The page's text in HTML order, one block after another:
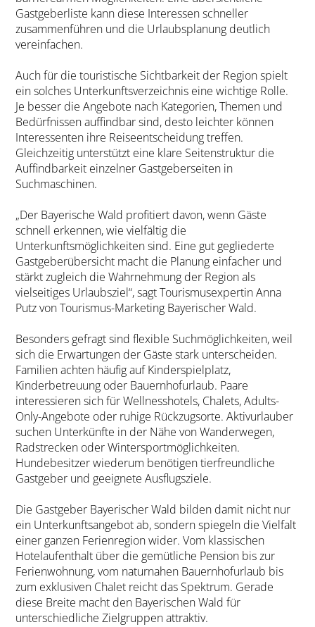
Gastgeberliste kann diese Interessen schneller
zusammenführen und die Urlaubsplanung deutlich
vereinfachen.
Auch für die touristische Sichtbarkeit der Region spielt
ein solches Unterkunftsverzeichnis eine wichtige Rolle.
Je besser die Angebote nach Kategorien, Themen und
Bedürfnissen auffindbar sind, desto leichter können
Interessenten ihre Reiseentscheidung treffen.
Gleichzeitig unterstützt eine klare Seitenstruktur die
Auffindbarkeit einzelner Gastgeberseiten in
Suchmaschinen.
„Der Bayerische Wald profitiert davon, wenn Gäste
schnell erkennen, wie vielfältig die
Unterkunftsmöglichkeiten sind. Eine gut gegliederte
Gastgeberübersicht macht die Planung einfacher und
stärkt zugleich die Wahrnehmung der Region als
vielseitiges Urlaubsziel“, sagt Tourismusexpertin Anna
Putz von Tourismus-Marketing Bayerischer Wald.
Besonders gefragt sind flexible Suchmöglichkeiten, weil
sich die Erwartungen der Gäste stark unterscheiden.
Familien achten häufig auf Kinderspielplatz,
Kinderbetreuung oder Bauernhofurlaub. Paare
interessieren sich für Wellnesshotels, Chalets, Adults-
Only-Angebote oder ruhige Rückzugsorte. Aktivurlauber
suchen Unterkünfte in der Nähe von Wanderwegen,
Radstrecken oder Wintersportmöglichkeiten.
Hundebesitzer wiederum benötigen tierfreundliche
Gastgeber und geeignete Ausflugsziele.
Die Gastgeber Bayerischer Wald bilden damit nicht nur
ein Unterkunftsangebot ab, sondern spiegeln die Vielfalt
einer ganzen Ferienregion wider. Vom klassischen
Hotelaufenthalt über die gemütliche Pension bis zur
Ferienwohnung, vom naturnahen Bauernhofurlaub bis
zum exklusiven Chalet reicht das Spektrum. Gerade
diese Breite macht den Bayerischen Wald für
unterschiedliche Zielgruppen attraktiv.